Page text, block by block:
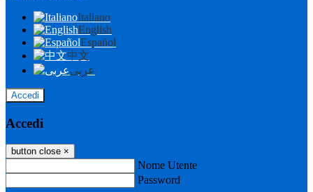
Italiano
English
Español
中文
عربى
Accedi
Accedi
button close ×
Nome Utente
Password